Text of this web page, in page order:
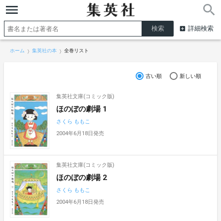
詳細検索
ホーム 集英社の本 全巻リスト
古い順 新しい順
集英社文庫(コミック版)
ほのぼの劇場 1
さくら ももこ
2004年6月18日発売
集英社文庫(コミック版)
ほのぼの劇場 2
さくら ももこ
2004年6月18日発売